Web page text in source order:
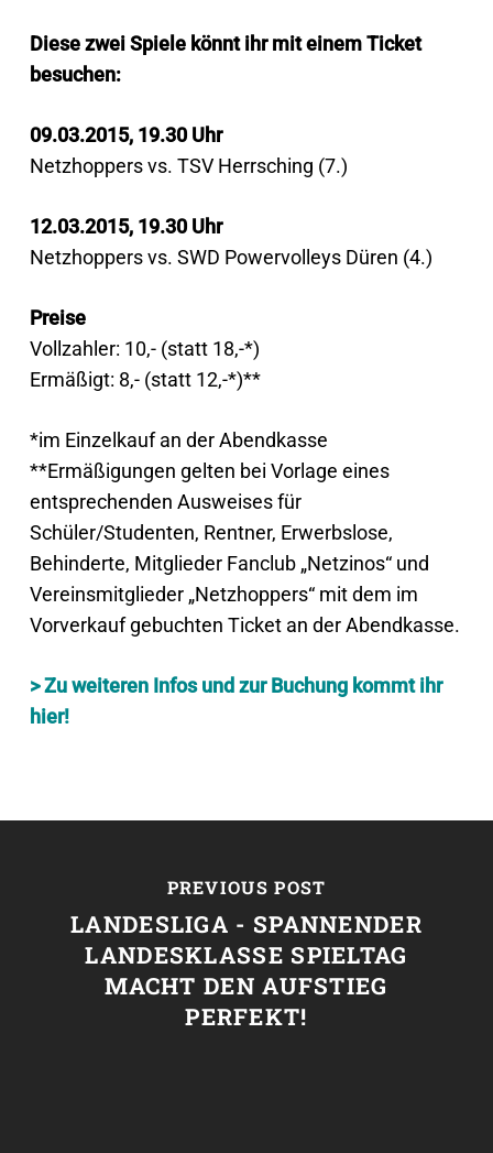
Diese zwei Spiele könnt ihr mit einem Ticket
besuchen:
09.03.2015, 19.30 Uhr
Netzhoppers vs. TSV Herrsching (7.)
12.03.2015, 19.30 Uhr
Netzhoppers vs. SWD Powervolleys Düren (4.)
Preise
Vollzahler: 10,- (statt 18,-*)
Ermäßigt: 8,- (statt 12,-*)**
*im Einzelkauf an der Abendkasse
**Ermäßigungen gelten bei Vorlage eines
entsprechenden Ausweises für
Schüler/Studenten, Rentner, Erwerbslose,
Behinderte, Mitglieder Fanclub „Netzinos“ und
Vereinsmitglieder „Netzhoppers“ mit dem im
Vorverkauf gebuchten Ticket an der Abendkasse.
> Zu weiteren Infos und zur Buchung kommt ihr
hier!
PREVIOUS POST
LANDESLIGA - SPANNENDER
LANDESKLASSE SPIELTAG
MACHT DEN AUFSTIEG
PERFEKT!